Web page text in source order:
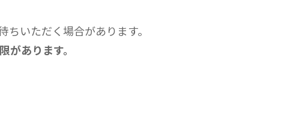
いただく場合があります。
があります。